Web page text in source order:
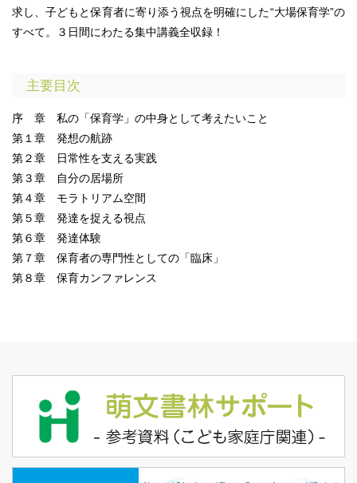
求し、子どもと保育者に寄り添う視点を明確にした“大場保育学”の
すべて。３日間にわたる集中講義全収録！
主要目次
序 章 私の「保育学」の中身として考えたいこと
第１章 発想の航跡
第２章 日常性を支える実践
第３章 自分の居場所
第４章 モラトリアム空間
第５章 発達を捉える視点
第６章 発達体験
第７章 保育者の専門性としての「臨床」
第８章 保育カンファレンス